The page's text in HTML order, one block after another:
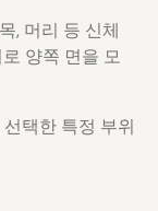
, 머리 등 신체
양쪽 면을 모
택한 특정 부위